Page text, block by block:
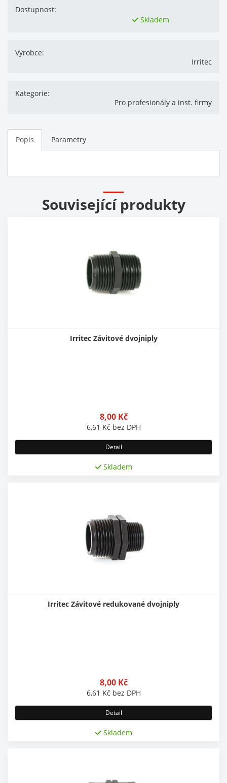
Dostupnost:
Skladem
Výrobce:
Irritec
Kategorie:
Pro profesionály a inst. firmy
Popis Parametry
Související produkty
Irritec Závitové dvojniply
8,00 Kč
6,61 Kč bez DPH
Detail
Skladem
Irritec Závitové redukované dvojniply
8,00 Kč
6,61 Kč bez DPH
Detail
Skladem